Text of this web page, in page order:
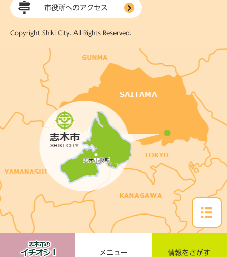
メニュー 情報をさがす
市役所へのアクセス
Copyright Shiki City. All Rights Reserved.